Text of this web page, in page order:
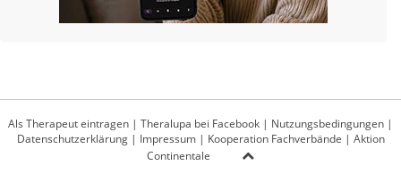
Als Therapeut eintragen | Theralupa bei Facebook | Nutzungsbedingungen |
Datenschutzerklärung| Impressum| Kooperation Fachverbände | Aktion
Continentale